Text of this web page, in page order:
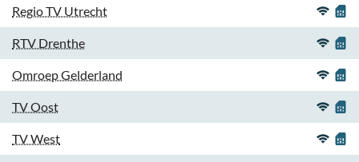
Regio TV Utrecht
RTV Drenthe
Omroep Gelderland
TV Oost
TV West